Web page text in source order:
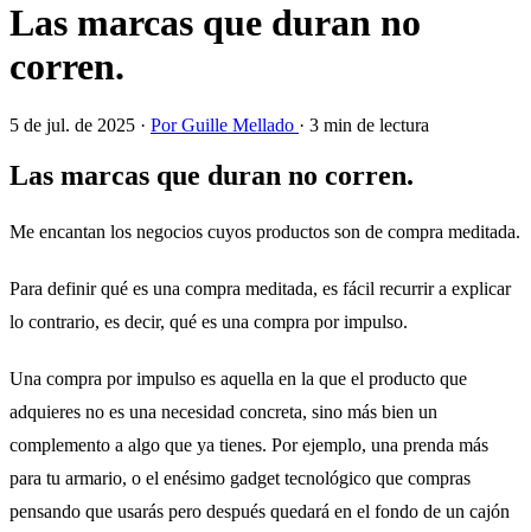
Las marcas que duran no
corren.
5 de jul. de 2025 · Por Guille Mellado · 3 min de lectura
Las marcas que duran no corren.
Me encantan los negocios cuyos productos son de compra meditada.
Para definir qué es una compra meditada, es fácil recurrir a explicar
lo contrario, es decir, qué es una compra por impulso.
Una compra por impulso es aquella en la que el producto que
adquieres no es una necesidad concreta, sino más bien un
complemento a algo que ya tienes. Por ejemplo, una prenda más
para tu armario, o el enésimo gadget tecnológico que compras
pensando que usarás pero después quedará en el fondo de un cajón